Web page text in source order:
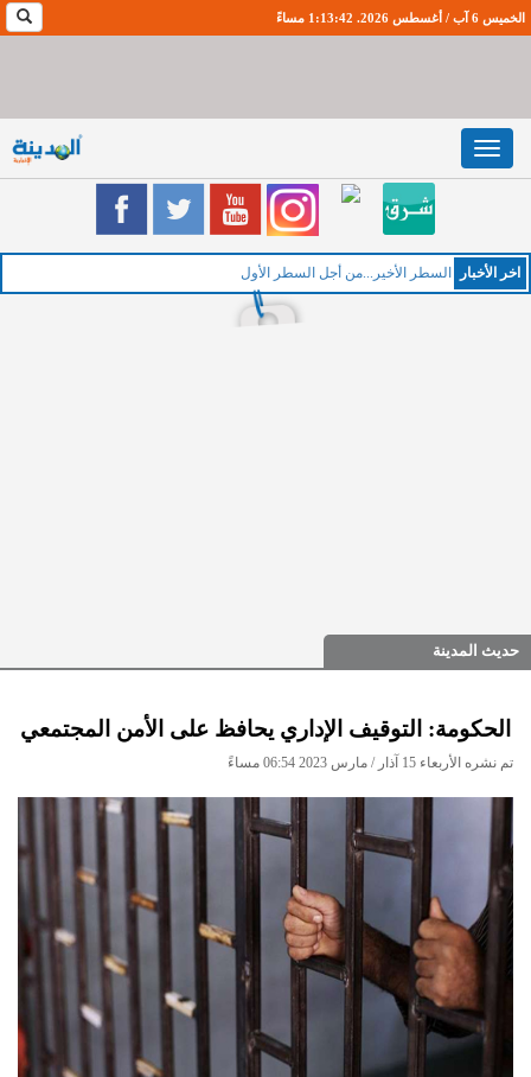
الخميس 6 آب / أغسطس 2026. 1:13:42 مساءً
Toggle
navigation
اخر اﻷخبار الخميس
حديث المدينة
الحكومة: التوقيف الإداري يحافظ على الأمن المجتمعي
تم نشره الأربعاء 15 آذار / مارس 2023 06:54 مساءً